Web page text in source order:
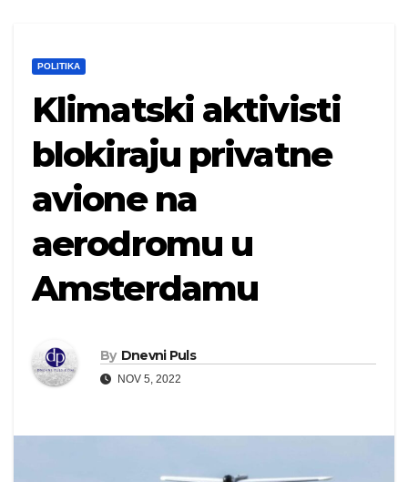
POLITIKA
Klimatski aktivisti
blokiraju privatne
avione na
aerodromu u
Amsterdamu
By Dnevni Puls
NOV 5, 2022